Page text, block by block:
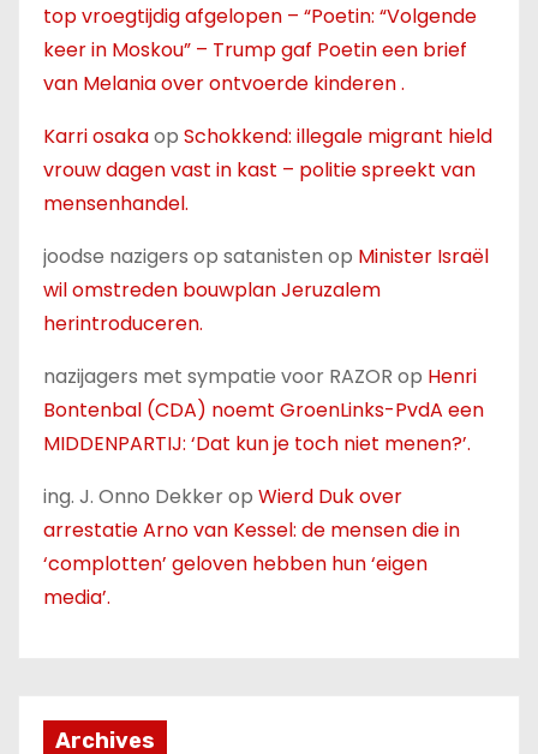
top vroegtijdig afgelopen – “Poetin: “Volgende
keer in Moskou” – Trump gaf Poetin een brief
van Melania over ontvoerde kinderen .
Karri osakaop Schokkend: illegale migrant hield
vrouw dagen vast in kast – politie spreekt van
mensenhandel.
joodse nazigers op satanisten op Minister Israël
wil omstreden bouwplan Jeruzalem
herintroduceren.
nazijagers met sympatie voor RAZOR op Henri
Bontenbal (CDA) noemt GroenLinks-PvdA een
MIDDENPARTIJ: ‘Dat kun je toch niet menen?’.
ing. J. Onno Dekkerop Wierd Duk over
arrestatie Arno van Kessel: de mensen die in
‘complotten’ geloven hebben hun ‘eigen
media’.
Archives